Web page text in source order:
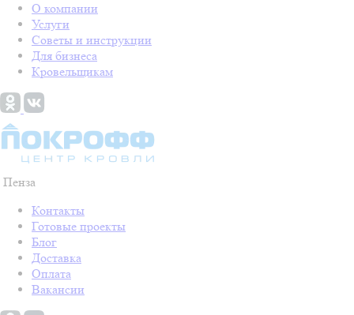
О компании
Услуги
Советы и инструкции
Для бизнеса
Кровельщикам
Пенза
Контакты
Готовые проекты
Блог
Доставка
Оплата
Вакансии